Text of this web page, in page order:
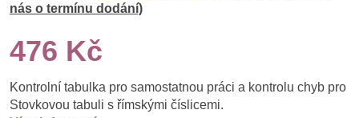
nás o termínu dodání)
476 Kč
Kontrolní tabulka pro samostatnou práci a kontrolu chyb pro
Stovkovou tabuli s římskými číslicemi.